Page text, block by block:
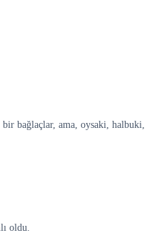
bağlaçlar, ama, oysaki,
oldu.